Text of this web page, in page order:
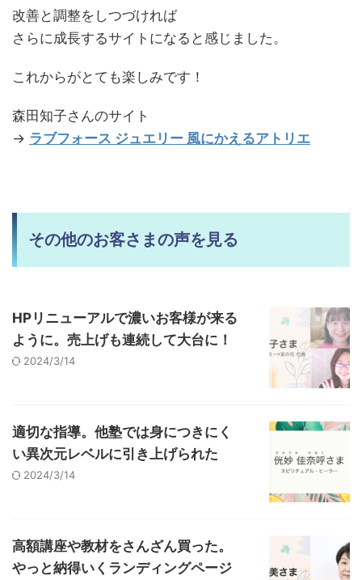
改善と調整をしつづければ
さらに成長するサイトになると感じました。
これからがとても楽しみです！
森田知子さんのサイト
→ ラブフォース ジュエリー 風にかえるアトリエ
その他のお客さまの声を見る
HPリニューアルで濃いお客様が来る
ように。売上げも連続して大台に！
2024/3/14
適切な指導。他塾では身につきにく
い異次元レベルに引き上げられた
2024/3/14
高額講座や教材をさんざん買った。
やっと納得いくランディングページ